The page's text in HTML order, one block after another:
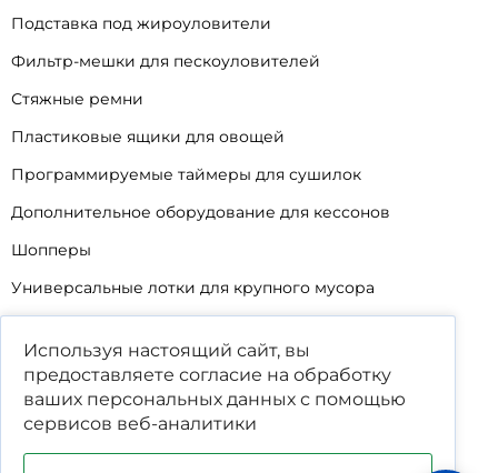
Подставка под жироуловители
Фильтр-мешки для пескоуловителей
Стяжные ремни
Пластиковые ящики для овощей
Программируемые таймеры для сушилок
Дополнительное оборудование для кессонов
Шопперы
Универсальные лотки для крупного мусора
Уцененные товары
Используя настоящий сайт, вы
предоставляете согласие на обработку
ваших персональных данных с помощью
сервисов веб-аналитики